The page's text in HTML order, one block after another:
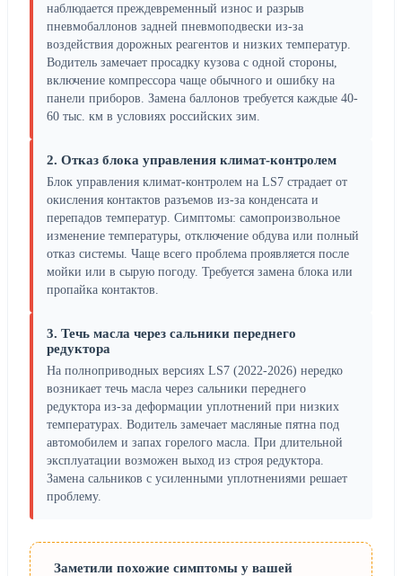
наблюдается преждевременный износ и разрыв
пневмобаллонов задней пневмоподвески из-за
воздействия дорожных реагентов и низких температур.
Водитель замечает просадку кузова с одной стороны,
включение компрессора чаще обычного и ошибку на
панели приборов. Замена баллонов требуется каждые 40-
60 тыс. км в условиях российских зим.
2. Отказ блока управления климат-контролем
Блок управления климат-контролем на LS7 страдает от
окисления контактов разъемов из-за конденсата и
перепадов температур. Симптомы: самопроизвольное
изменение температуры, отключение обдува или полный
отказ системы. Чаще всего проблема проявляется после
мойки или в сырую погоду. Требуется замена блока или
пропайка контактов.
3. Течь масла через сальники переднего
редуктора
На полноприводных версиях LS7 (2022-2026) нередко
возникает течь масла через сальники переднего
редуктора из-за деформации уплотнений при низких
температурах. Водитель замечает масляные пятна под
автомобилем и запах горелого масла. При длительной
эксплуатации возможен выход из строя редуктора.
Замена сальников с усиленными уплотнениями решает
проблему.
Заметили похожие симптомы у вашей